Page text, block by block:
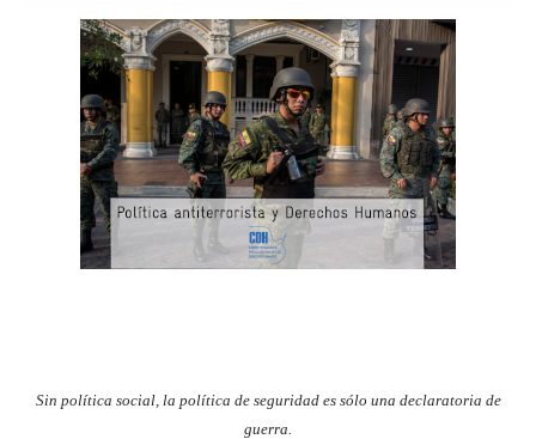
Sin política social, la política de seguridad es sólo una declaratoria de
guerra.